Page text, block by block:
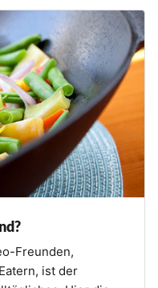
Freunden,
ist der